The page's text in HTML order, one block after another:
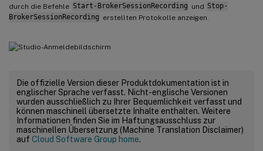
durch die Befehle Start-BrokerSessionRecording und Stop-
BrokerSessionRecording erstellten Protokolle anzeigen.
Die offizielle Version dieser Produktdokumentation ist in
englischer Sprache verfasst. Nicht-englische Versionen
wurden ausschließlich zu Ihrer Bequemlichkeit verfasst und
können maschinell übersetzte Inhalte enthalten. Weitere
Informationen finden Sie im Haftungsausschluss zur
maschinellen Übersetzung (Machine Translation Disclaimer)
auf Cloud Software Group home.